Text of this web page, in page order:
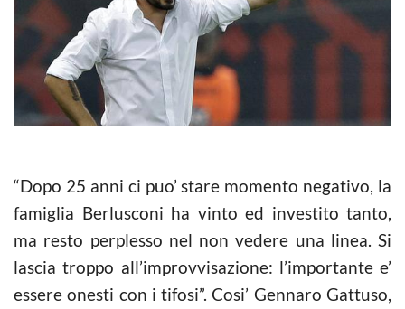
“Dopo 25 anni ci puo’ stare momento negativo, la
famiglia Berlusconi ha vinto ed investito tanto,
ma resto perplesso nel non vedere una linea. Si
lascia troppo all’improvvisazione: l’importante e’
essere onesti con i tifosi”. Cosi’ Gennaro Gattuso,